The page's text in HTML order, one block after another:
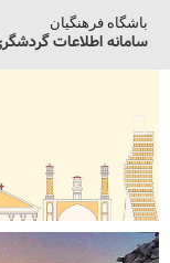
باشگاه فرهنگیان
سامانه اطلاعات